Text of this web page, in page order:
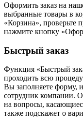
Оформить заказ на
выбранные товары в
«Корзина», проверьте
нажмите кнопку
Быстрый заказ
Функция «Быстрый
проходить всю
Вы заполняете форму,
сотрудник компании.
на вопросы,
также подскажет о